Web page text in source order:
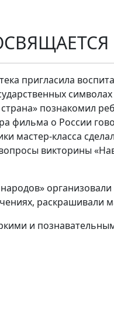
пригласила
познакомил
фильма о России
мастер-класса
викторины
раскрашивали
и